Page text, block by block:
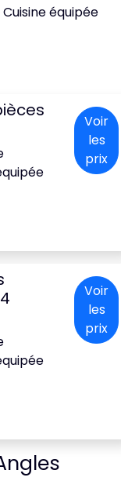
équipée
Voir
les
prix
Voir
les
prix